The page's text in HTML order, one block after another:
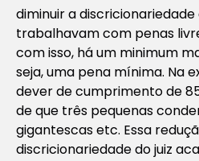
diminuir a discricionariedade
trabalhavam com penas
com isso, há um minimum
seja, uma pena mínima. Na
dever de cumprimento de
de que três pequenas
gigantescas etc. Essa
discricionariedade do juiz